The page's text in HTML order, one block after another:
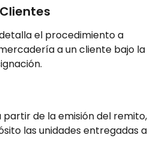
el procedimiento a
a un cliente bajo la
de la emisión del remito,
las unidades entregadas a